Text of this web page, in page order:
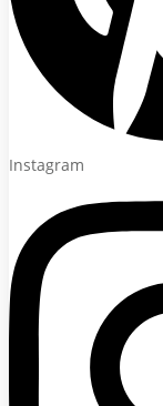
Instagram